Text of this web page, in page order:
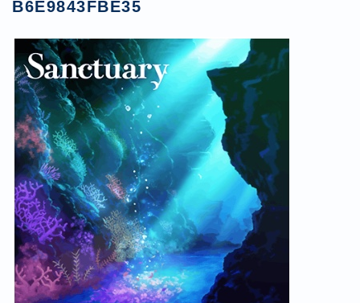
酬詳細
【ダイスバトルガールズ】お正月イベント詳細
【ダイスバトルガールズ】サマーリフレイン -夏の残響-
イベント詳細
【ダイスバトルガールズ】システムアップデート内容詳
細
【ダイスバトルガールズ】スプリング・ロア -春嵐の咆
哮- イベント詳細
【ダイスバトルガールズ】バレンタインイベント詳細
【ダイスバトルガールズ】ブライダル・セレクションズ
イベント詳細
【ダイスバトルガールズ】ホワイトデーイベント詳細
【ダイスバトルガールズ】ローグバトルガールズ コラ
ボイベント イベント詳細
B6E9843FBE35